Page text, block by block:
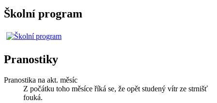
Školní program
Pranostiky
Pranostika na akt. měsíc
Z počátku toho měsíce říká se, že opět studený vítr ze strnišť
fouká.